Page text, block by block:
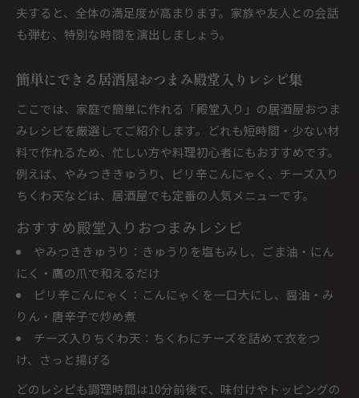
夫すると、全体の満足度が高まります。家族や友人との会話
も弾む、特別な時間を演出しましょう。
簡単にできる居酒屋おつまみ殿堂入りレシピ集
ここでは、家庭で簡単に作れる「殿堂入り」の居酒屋おつま
みレシピを厳選してご紹介します。どれも短時間・少ない材
料で作れるため、忙しい方や料理初心者にもおすすめです。
例えば、やみつききゅうり、ピリ辛こんにゃく、チーズ入り
ちくわ天などは、居酒屋でも定番の人気メニューです。
おすすめ殿堂入りおつまみレシピ
やみつききゅうり：きゅうりを塩もみし、ごま油・にん
にく・鷹の爪で和えるだけ
ピリ辛こんにゃく：こんにゃくを一口大にし、醤油・み
りん・唐辛子で炒め煮
チーズ入りちくわ天：ちくわにチーズを詰めて衣をつ
け、さっと揚げる
どのレシピも調理時間は10分前後で、味付けやトッピングの